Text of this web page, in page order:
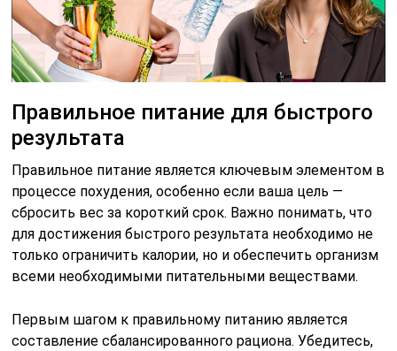
Правильное питание для быстрого
результата
Правильное питание является ключевым элементом в
процессе похудения, особенно если ваша цель —
сбросить вес за короткий срок. Важно понимать, что
для достижения быстрого результата необходимо не
только ограничить калории, но и обеспечить организм
всеми необходимыми питательными веществами.
Первым шагом к правильному питанию является
составление сбалансированного рациона. Убедитесь,